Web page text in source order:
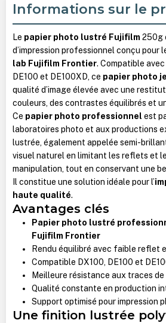
Informations sur le
Le papier photo lustré Fujifilm 250g
d’impression professionnel conçu pour
lab Fujifilm Frontier. Compatible
DE100 et DE100XD, ce papier photo
qualité d’image élevée avec une
couleurs, des contrastes équilibrés et
Ce papier photo professionnel est
laboratoires photo et aux productions
lustrée, également appelée semi-
visuel naturel en limitant les reflets et
manipulation, tout en conservant une
Il constitue une solution idéale pour l’
haute qualité.
Avantages clés
Papier photo lustré
Fujifilm Frontier
Rendu équilibré avec faible reflet
Compatible DX100, DE100 et
Meilleure résistance aux traces
Qualité constante en production
Support optimisé pour impression
Une finition lustrée